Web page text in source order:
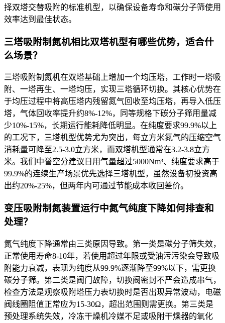
择双塔交替吸附的标准机型，以确保设备寿命和碳分子筛使用
效率达到最佳状态。
三塔吸附制氮机相比双塔机型有哪些优势，适合什
么场景？
三塔吸附制氮机在双塔基础上增加一个均压塔，工作时一塔吸
附、一塔再生、一塔均压，实现三塔循环切换。其核心优势在
于均压过程中将高压塔内残留氮气回收至均压塔，再导入低压
塔，气体回收率提升约8%-12%，同等规格下碳分子筛用量减
少10%-15%，长期运行能耗降低明显。在纯度要求99.9%以上
的工况下，三塔机型优势尤为突出，每立方米氮气的压缩空气
消耗量可降至2.5-3.0立方米，而双塔机型通常在3.2-3.8立方
米。我们中誉空分建议日用气量超过5000Nm³、纯度要求高于
99.9%的连续生产场景优先选择三塔机型，虽然设备初投资高
出约20%-25%，但两年内可通过节能成本收回差价。
变压吸附制氮装置运行中氮气纯度下降如何排查和
处理？
氮气纯度下降通常由三类原因导致。第一类是碳分子筛失效，
正常使用寿命8-10年，若使用超过年限或受油污污染会导致吸
附能力衰减，表现为纯度从99.9%逐渐降至99%以下，需更换
碳分子筛。第二类是阀门故障，切换阀密封不严会造成串气，
检查方法是观察吸附塔压力表切换时是否出现异常波动，电磁
阀线圈阻值正常应为15-30Ω，超出范围则需更换。第三类是
预处理系统失效，冷冻干燥机冷媒不足或吸附干燥器的氧化